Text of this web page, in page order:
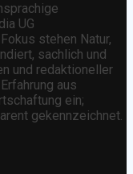
UG
stehen Natur,
sachlich und
und redaktioneller
aus
ein;
gekennzeichnet.